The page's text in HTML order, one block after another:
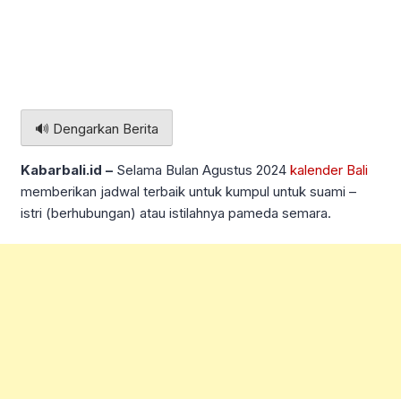
🔊 Dengarkan Berita
Kabarbali.id – Selama Bulan Agustus 2024 kalender Bali
memberikan jadwal terbaik untuk kumpul untuk suami –
istri (berhubungan) atau istilahnya pameda semara.